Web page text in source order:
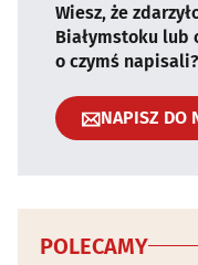
Wiesz, że
Białymstoku lub
o czymś napisali?
NAPISZ DO
POLECAMY